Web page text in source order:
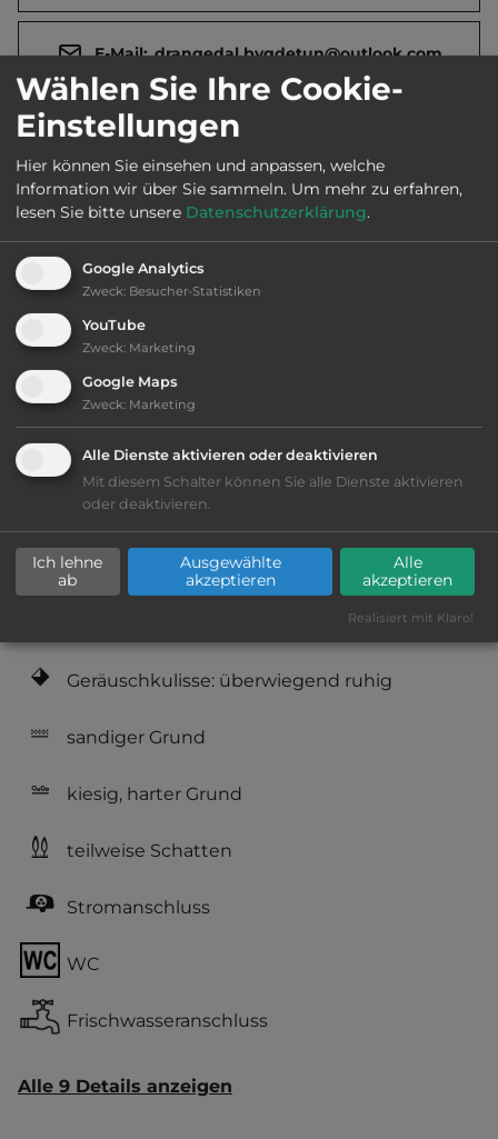
E-Mail: drangedal.bygdetun@outlook.com
Webseite: www.drangedalbygdetun.no
Öffnungszeiten: 1.4. bis 1.11.
Telefon:
Sehenswürdigkeiten:
Freilichtmuseum Drangedal bygdetun.
Ausstattung:
bis 20,- Euro
Geräuschkulisse: überwiegend ruhig
sandiger Grund
kiesig, harter Grund
teilweise Schatten
Stromanschluss
WC
Frischwasseranschluss
Alle 9 Details anzeigen
Wählen Sie Ihre Cookie-
Einstellungen
Hier können Sie einsehen und anpassen, welche
Information wir über Sie sammeln. Um mehr zu erfahren,
lesen Sie bitte unsere Datenschutzerklärung.
Google Analytics
Zweck: Besucher-Statistiken
YouTube
Zweck: Marketing
Google Maps
Zweck: Marketing
Alle Dienste aktivieren oder deaktivieren
Mit diesem Schalter können Sie alle Dienste aktivieren
oder deaktivieren.
Ich lehne
ab
Ausgewählte
akzeptieren
Alle
akzeptieren
Realisiert mit Klaro!